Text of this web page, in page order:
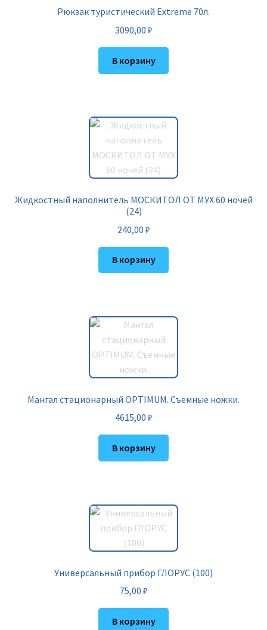
Рюкзак туристический Extreme 70л.
3090,00 ₽
В корзину
Жидкостный наполнитель МОСКИТОЛ ОТ МУХ 60 ночей
(24)
240,00 ₽
В корзину
Мангал стационарный OPTIMUM. Съемные ножки.
4615,00 ₽
В корзину
Универсальный прибор ГЛОРУС (100)
75,00 ₽
В корзину